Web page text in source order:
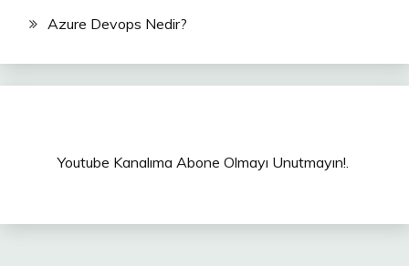
Azure Devops Nedir?
Youtube Kanalıma Abone Olmayı Unutmayın!.